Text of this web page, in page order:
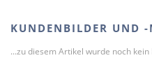
KUNDENBILDER UND -
...zu diesem Artikel wurde noch